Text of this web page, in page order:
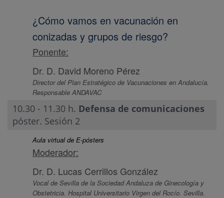
¿Cómo vamos en vacunación en
conizadas y grupos de riesgo?
Ponente:
Dr. D. David Moreno Pérez
Director del Plan Estratégico de Vacunaciones en Andalucía.
Responsable ANDAVAC
10.30 - 11.30 h. Defensa de comunicaciones
póster. Sesión 2
Aula virtual de E-pósters
Moderador:
Dr. D. Lucas Cerrillos González
Vocal de Sevilla de la Sociedad Andaluza de Ginecología y
Obstetricia. Hospital Universitario Virgen del Rocío. Sevilla.